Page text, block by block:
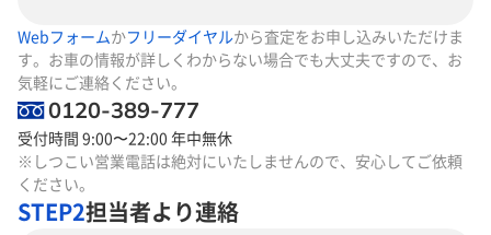
Webフォームかフリーダイヤルから査定をお申し込みいただけま
す。お車の情報が詳しくわからない場合でも大丈夫ですので、お
気軽にご連絡ください。
0120-389-777
受付時間 9:00〜22:00 年中無休
※しつこい営業電話は絶対にいたしませんので、安心してご依頼
ください。
STEP2担当者より連絡